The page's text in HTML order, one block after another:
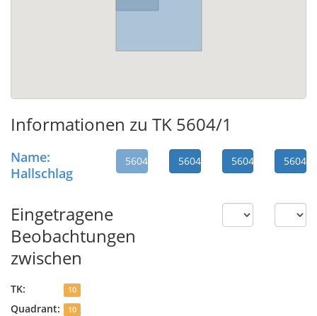
Informationen zu TK 5604/1
Name:
Hallschlag
5604/1 5604/2 5604/3 5604/4
Eingetragene
Beobachtungen
zwischen
TK:
Quadrant:
10
10